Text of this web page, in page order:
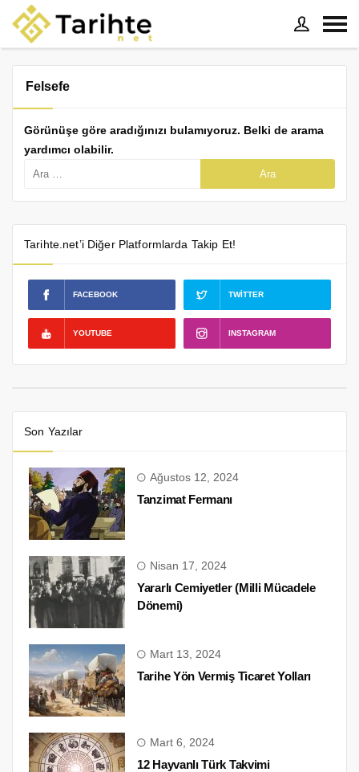
Felsefe
Görünüşe göre aradığınızı bulamıyoruz. Belki de arama
yardımcı olabilir.
Tarihte.net’i Diğer Platformlarda Takip Et!
FACEBOOK TWITTER
YOUTUBE INSTAGRAM
Son Yazılar
Ağustos 12, 2024
Tanzimat Fermanı
Nisan 17, 2024
Yararlı Cemiyetler (Milli Mücadele
Dönemi)
Mart 13, 2024
Tarihe Yön Vermiş Ticaret Yolları
Mart 6, 2024
12 Hayvanlı Türk Takvimi